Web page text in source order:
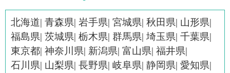
北海道 青森県 岩手県 宮城県 秋田県 山形県
福島県 茨城県 栃木県 群馬県 埼玉県 千葉県
東京都 神奈川県 新潟県 富山県 福井県
石川県 山梨県 長野県 岐阜県 静岡県 愛知県